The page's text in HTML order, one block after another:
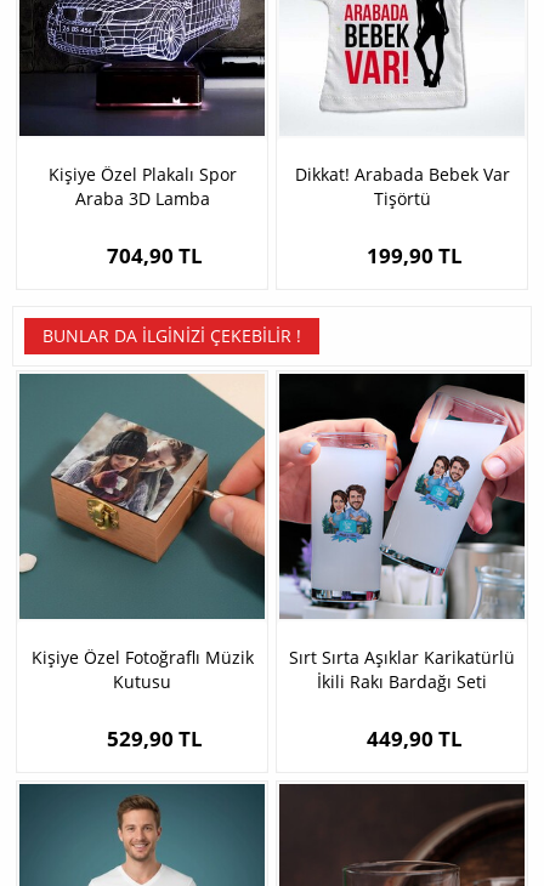
Kişiye Özel Plakalı Spor
Araba 3D Lamba
704,90 TL
Dikkat! Arabada Bebek Var
Tişörtü
199,90 TL
BUNLAR DA İLGINIZI ÇEKEBILIR !
Kişiye Özel Fotoğraflı Müzik
Kutusu
529,90 TL
Sırt Sırta Aşıklar Karikatürlü
İkili Rakı Bardağı Seti
449,90 TL